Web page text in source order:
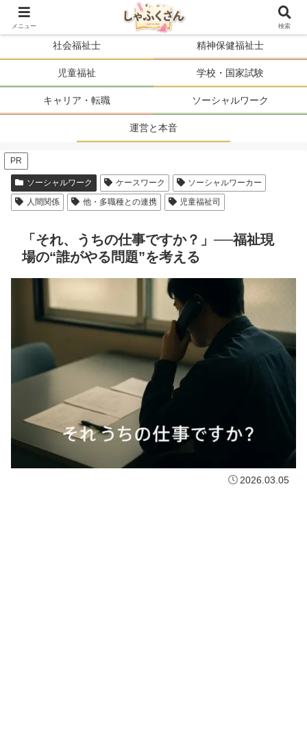
ソーシャルワーカーの人生を、まるごと支える。
社会福祉士 精神保健福祉士
児童福祉 学校・国家試験
キャリア・転職 ソーシャルワーク
運営と本音
PR
ソーシャルワーク ケースワーク
ソーシャルワーカー
人間関係
他・多職種との連携 児童福祉司
「それ、うちの仕事ですか？」──福祉現
場の“誰がやる問題”を考える
2026.03.05
メニュー 検索